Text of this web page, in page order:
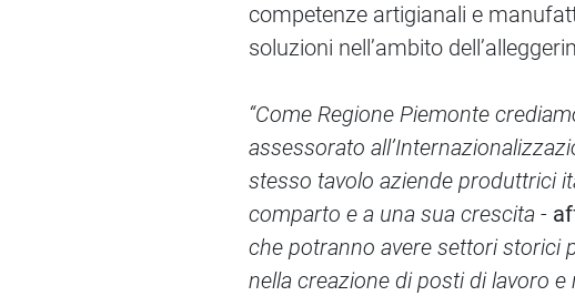
competenze artigianali e
soluzioni nell’ambito
“Come Regione Piemonte
assessorato
stesso tavolo aziende produttrici
comparto e a una sua crescita -
che potranno avere settori storici
nella creazione di posti di lavoro